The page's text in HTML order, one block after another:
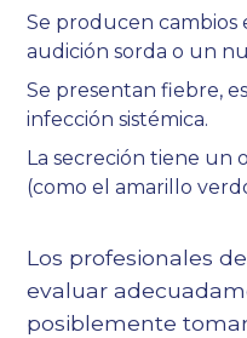
Se producen cambios
audición sorda o un
Se presentan fiebre,
infección sistémica.
La secreción tiene un
(como el amarillo
Los profesionales
evaluar
posiblemente